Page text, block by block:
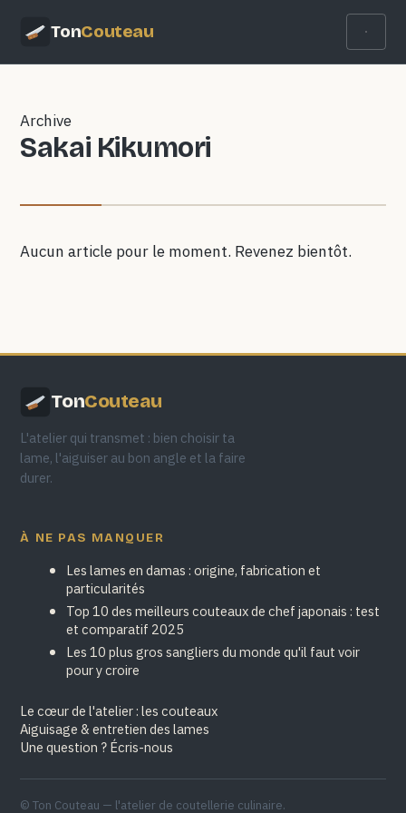
TonCouteau
Archive
Sakai Kikumori
Aucun article pour le moment. Revenez bientôt.
TonCouteau
L'atelier qui transmet : bien choisir ta
lame, l'aiguiser au bon angle et la faire
durer.
À NE PAS MANQUER
Les lames en damas : origine, fabrication et
particularités
Top 10 des meilleurs couteaux de chef japonais : test
et comparatif 2025
Les 10 plus gros sangliers du monde qu'il faut voir
pour y croire
Le cœur de l'atelier : les couteaux
Aiguisage & entretien des lames
Une question ? Écris-nous
© Ton Couteau — l'atelier de coutellerie culinaire.